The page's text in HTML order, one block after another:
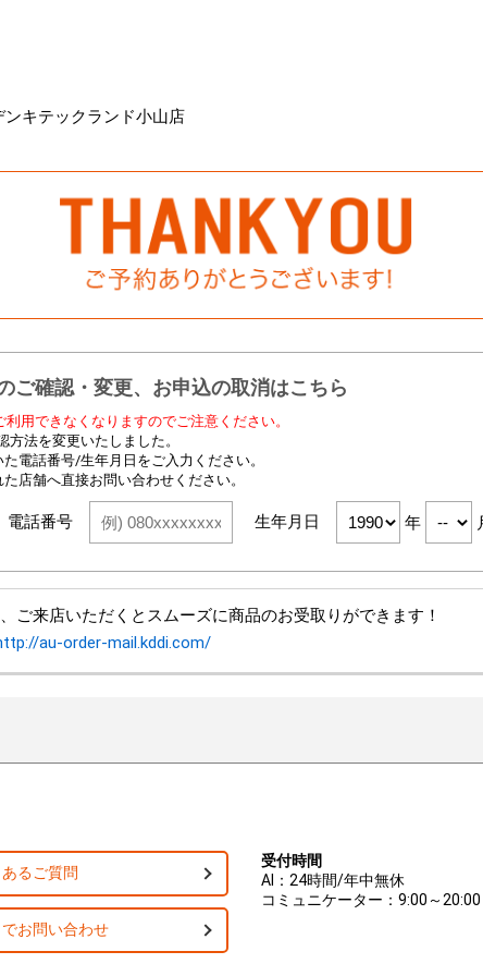
ンキテックランド小山店
ご確認・変更、お申込の取消はこちら
用できなくなりますのでご注意ください。
法を変更いたしました。
電話番号/生年月日をご入力ください。
店舗へ直接お問い合わせください。
電話番号 生年月日 年
ご来店いただくとスムーズに商品のお受取りができます！
au-order-mail.kddi.com/
るご質問
お問い合わせ
受付時間
AI：24時間/年中無休
コミュニケーター：9:00～20:00